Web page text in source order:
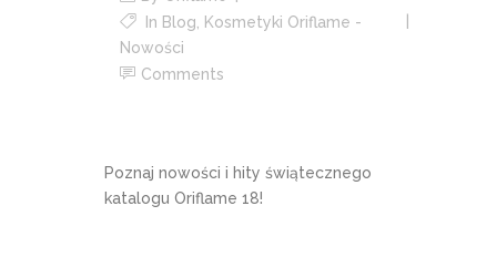
In Blog Kosmetyki Oriflame -
Nowości
Comments
Poznaj nowości i hity świątecznego
katalogu Oriflame 18!